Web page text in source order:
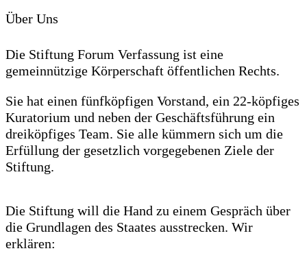
Über Uns
Die Stiftung Forum Verfassung ist eine
gemeinnützige Körperschaft öffentlichen Rechts.
Sie hat einen fünfköpfigen Vorstand, ein 22-köpfiges
Kuratorium und neben der Geschäftsführung ein
dreiköpfiges Team. Sie alle kümmern sich um die
Erfüllung der gesetzlich vorgegebenen Ziele der
Stiftung.
Die Stiftung will die Hand zu einem Gespräch über
die Grundlagen des Staates ausstrecken. Wir
erklären: